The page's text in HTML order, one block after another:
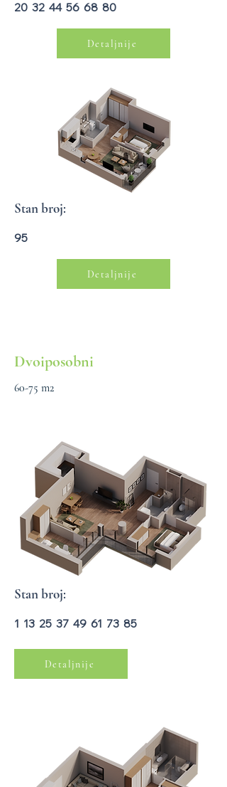
20 32 44 56 68 80
Detaljnije
Stan broj:
95
Detaljnije
Dvoiposobni
60-75 m2
Stan broj:
1 13 25 37 49 61 73 85
Detaljnije